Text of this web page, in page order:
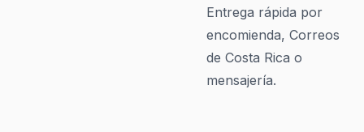
Entrega rápida por
encomienda, Correos
de Costa Rica o
mensajería.